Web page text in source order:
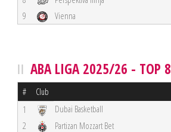
9
Vienna
ABA LIGA 2025/26 - TOP 8
# Club
1 Dubai Basketball
2
Partizan Mozzart Bet